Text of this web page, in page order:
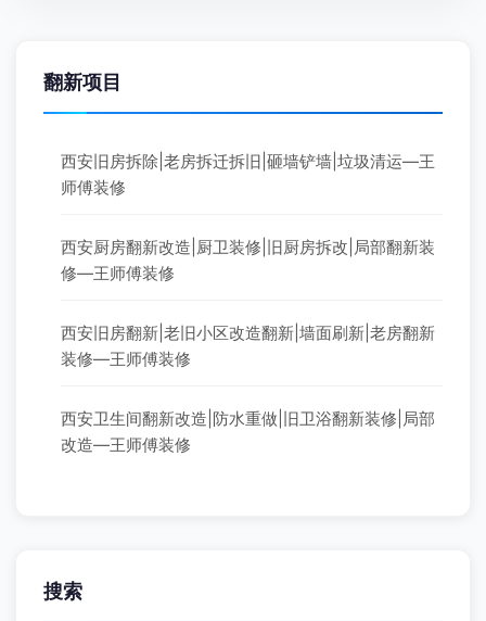
翻新项目
西安旧房拆除|老房拆迁拆旧|砸墙铲墙|垃圾清运—王
师傅装修
西安厨房翻新改造|厨卫装修|旧厨房拆改|局部翻新装
修—王师傅装修
西安旧房翻新|老旧小区改造翻新|墙面刷新|老房翻新
装修—王师傅装修
西安卫生间翻新改造|防水重做|旧卫浴翻新装修|局部
改造—王师傅装修
搜索